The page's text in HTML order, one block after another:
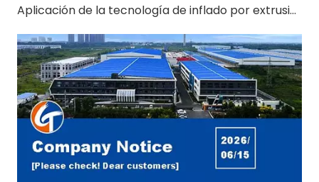
Aplicación de la tecnología de inflado por extrusión de doble tornillo en la producción de almidón pregelatinizado y almidón modificado